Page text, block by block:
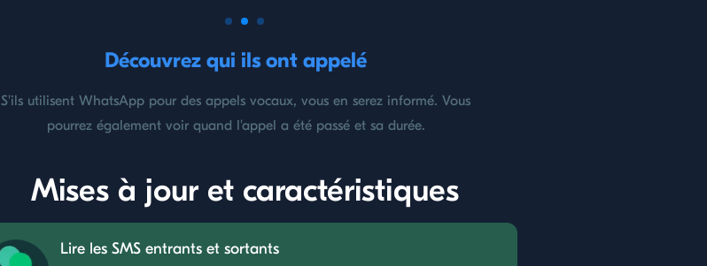
Découvrez qui ils ont appelé
S'ils utilisent WhatsApp pour des appels vocaux, vous en serez informé. Vous
pourrez également voir quand l'appel a été passé et sa durée.
Mises à jour et caractéristiques
Lire les SMS entrants et sortants